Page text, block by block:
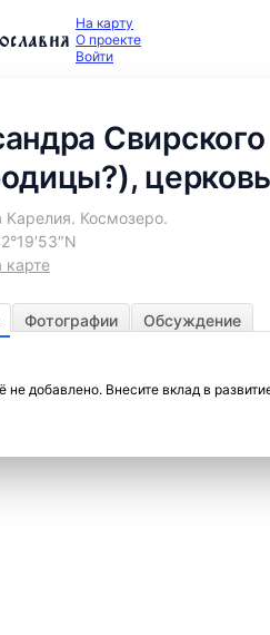
На карту
О проекте
Войти
церковь
Карелия. Космозеро.
карте
Фотографии Обсуждение
не добавлено. Внесите вклад в